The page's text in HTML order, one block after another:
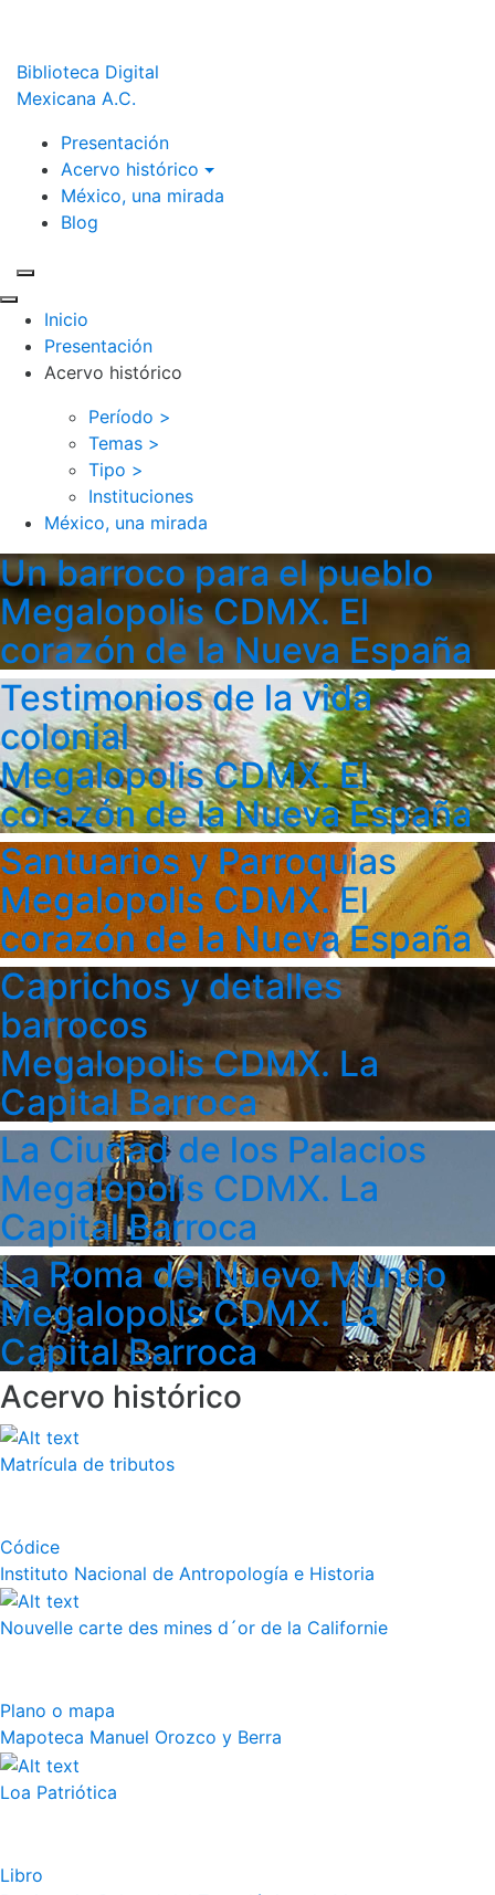
Biblioteca Digital
Mexicana A.C.
Presentación
Acervo histórico
México, una mirada
Blog
Inicio
Presentación
Acervo histórico
Período >
Temas >
Tipo >
Instituciones
México, una mirada
Un barroco para el pueblo
Megalopolis CDMX. El
corazón de la Nueva España
Testimonios de la vida
colonial
Megalopolis CDMX. El
corazón de la Nueva España
Santuarios y Parroquias
Megalopolis CDMX. El
corazón de la Nueva España
Caprichos y detalles
barrocos
Megalopolis CDMX. La
Capital Barroca
La Ciudad de los Palacios
Megalopolis CDMX. La
Capital Barroca
La Roma del Nuevo Mundo
Megalopolis CDMX. La
Capital Barroca
Acervo histórico
Matrícula de tributos
Códice
Instituto Nacional de Antropología e Historia
Nouvelle carte des mines d´or de la Californie
Plano o mapa
Mapoteca Manuel Orozco y Berra
Loa Patriótica
Libro